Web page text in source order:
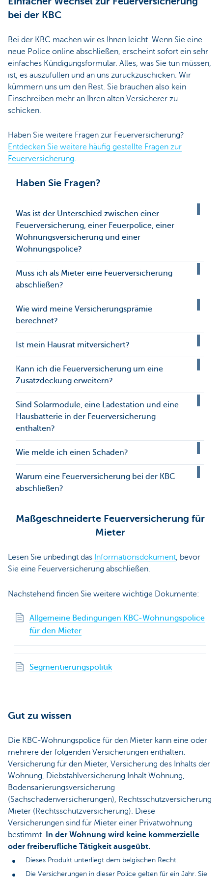
bei der KBC
Bei der KBC machen wir es Ihnen leicht. Wenn Sie eine
neue Police online abschließen, erscheint sofort ein sehr
einfaches Kündigungsformular. Alles, was Sie tun müssen,
ist, es auszufüllen und an uns zurückzuschicken. Wir
kümmern uns um den Rest. Sie brauchen also kein
Einschreiben mehr an Ihren alten Versicherer zu
schicken.
Haben Sie weitere Fragen zur Feuerversicherung?
Entdecken Sie weitere häufig gestellte Fragen zur
Feuerversicherung.
Haben Sie Fragen?
Was ist der Unterschied zwischen einer
Feuerversicherung, einer Feuerpolice, einer
Wohnungsversicherung und einer
Wohnungspolice?
Muss ich als Mieter eine Feuerversicherung
abschließen?
Wie wird meine Versicherungsprämie
berechnet?
Ist mein Hausrat mitversichert?
Kann ich die Feuerversicherung um eine
Zusatzdeckung erweitern?
Sind Solarmodule, eine Ladestation und eine
Hausbatterie in der Feuerversicherung
enthalten?
Wie melde ich einen Schaden?
Warum eine Feuerversicherung bei der KBC
abschließen?
Maßgeschneiderte Feuerversicherung für
Mieter
Lesen Sie unbedingt das Informationsdokument, bevor
Sie eine Feuerversicherung abschließen.
Nachstehend finden Sie weitere wichtige Dokumente:
Allgemeine Bedingungen KBC-Wohnungspolice
für den Mieter
Segmentierungspolitik
Gut zu wissen
Die KBC-Wohnungspolice für den Mieter kann eine oder
mehrere der folgenden Versicherungen enthalten:
Versicherung für den Mieter, Versicherung des Inhalts der
Wohnung, Diebstahlversicherung Inhalt Wohnung,
Bodensanierungsversicherung
(Sachschadenversicherungen), Rechtsschutzversicherung
Mieter (Rechtsschutzversicherung). Diese
Versicherungen sind für Mieter einer Privatwohnung
bestimmt.
In der Wohnung wird keine kommerzielle
oder freiberufliche Tätigkeit ausgeübt.
Dieses Produkt unterliegt dem belgischen Recht.
Die Versicherungen in dieser Police gelten für ein Jahr. Sie